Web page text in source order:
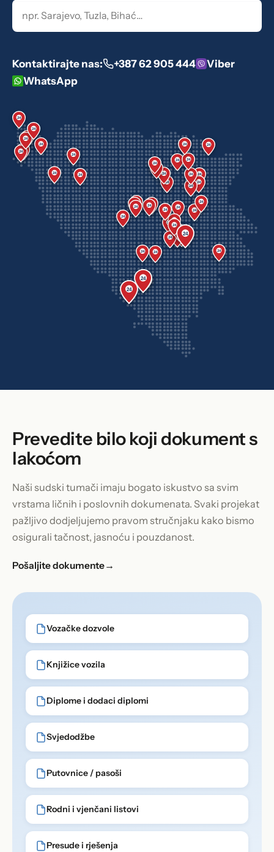
Kontaktirajte nas: +387 62 905 444
Viber
WhatsApp
Vozačke dozvole
Knjižice vozila
Diplome i dodaci diplomi
Svjedodžbe
Putovnice / pasoši
Rodni i vjenčani listovi
Presude i rješenja
Prevedite bilo koji dokument s
lakoćom
Naši sudski tumači imaju bogato iskustvo sa svim
vrstama ličnih i poslovnih dokumenata. Svaki projekat
pažljivo dodjeljujemo pravom stručnjaku kako bismo
osigurali tačnost, jasnoću i pouzdanost.
Pošaljite dokumente→